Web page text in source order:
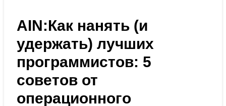
AIN:Как нанять (и
удержать) лучших
программистов: 5
советов от
операционного